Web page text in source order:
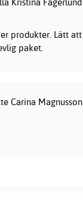
Kristina Fagerlund
produkter. Lätt
paket.
Carina Magnusson